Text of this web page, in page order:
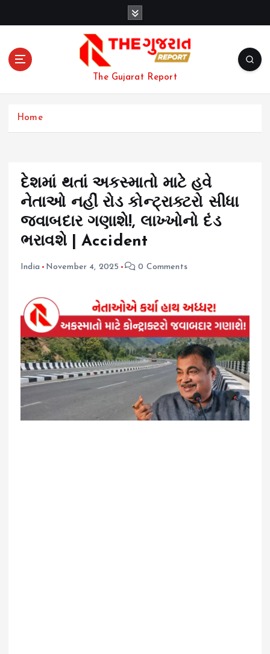
The Gujarat Report
Home
દેશમાં થતાં અકસ્માતો માટે હવે
નેતાઓ નહીં રોડ કોન્ટ્રાક્ટરો સીધા
જવાબદાર ગણાશે!, લાખ્ખોનો દંડ
ભરાવશે | Accident
India November 4, 2025 0 Comments